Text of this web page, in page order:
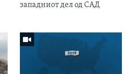
западниот дел од САД